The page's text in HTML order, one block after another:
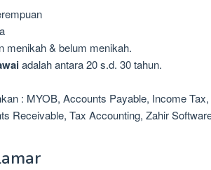
menikah & belum menikah.
adalah antara 20 s.d. 30 tahun.
: MYOB, Accounts Payable, Income
Receivable, Tax Accounting, Zahir